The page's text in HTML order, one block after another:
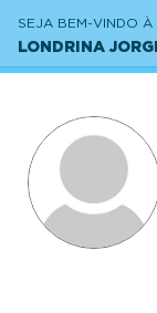
SEJA BEM-VINDO À
LONDRINA